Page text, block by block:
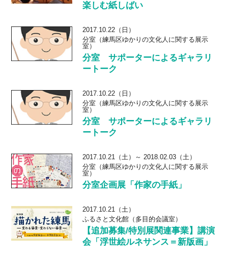
楽しむ紙しばい
2017.10.22（日）
分室（練馬区ゆかりの文化人に関する展示
室）
分室 サポーターによるギャラリ
ートーク
2017.10.22（日）
分室（練馬区ゆかりの文化人に関する展示
室）
分室 サポーターによるギャラリ
ートーク
2017.10.21（土）～ 2018.02.03（土）
分室（練馬区ゆかりの文化人に関する展示
室）
分室企画展「作家の手紙」
2017.10.21（土）
ふるさと文化館（多目的会議室）
【追加募集/特別展関連事業】講演
会「浮世絵ルネサンス＝新版画」